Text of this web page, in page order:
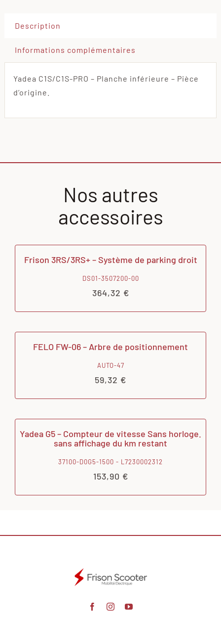
Description
Informations complémentaires
Yadea C1S/C1S-PRO – Planche inférieure – Pièce
d’origine.
Nos autres
accessoires
Frison 3RS/3RS+ – Système de parking droit
DS01-3507200-00
364,32 €
FELO FW-06 – Arbre de positionnement
AUTO-47
59,32 €
Yadea G5 – Compteur de vitesse Sans horloge.
sans affichage du km restant
37100-D0G5-1500 - L7230002312
153,90 €